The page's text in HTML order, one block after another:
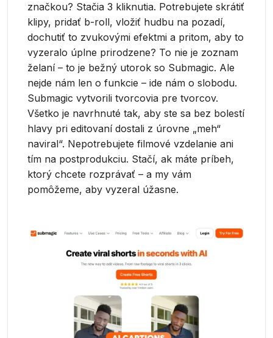
značkou? Stačia 3 kliknutia. Potrebujete skrátiť
klipy, pridať b-roll, vložiť hudbu na pozadí,
dochutiť to zvukovými efektmi a pritom, aby to
vyzeralo úplne prirodzene? To nie je zoznam
želaní – to je bežný utorok so Submagic. Ale
nejde nám len o funkcie – ide nám o slobodu.
Submagic vytvorili tvorcovia pre tvorcov.
Všetko je navrhnuté tak, aby ste sa bez bolestí
hlavy pri editovaní dostali z úrovne „meh“
naviral“. Nepotrebujete filmové vzdelanie ani
tím na postprodukciu. Stačí, ak máte príbeh,
ktorý chcete rozprávať – a my vám
pomôžeme, aby vyzeral úžasne.